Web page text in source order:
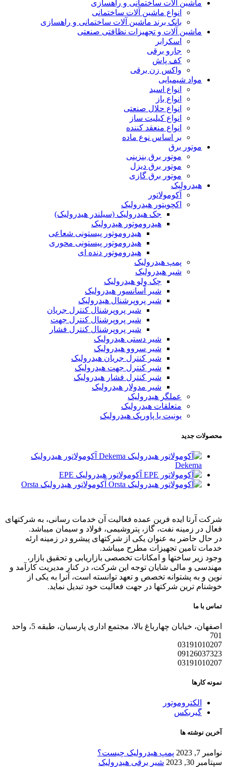
ماشین آلات ساختمانی و راهسازی
انواع ماشین آلات ساختمانی
بانک برند ماشین آلات ساختمانی و راهسازی
ماشین آلات و تجهیزات نظافتی صنعتی
اسکرابر
جارو برقی
کف پاش
واکس زن برقی
مواد شیمیایی
انواع اسید
انواع باز
انواع حلال صنعتی
انواع کیلیت ساز
انواع منعقد کننده
بر اساس نوع ماده
موتور برق
موتور برق بنزینی
موتور برق دیزل
موتور برق گازی
هیدرولیک
آکومولاتور
اکچویتور هیدرولیک
جک هیدرولیک (سیلندر هیدرولیک)
هیدروموتور هیدرولیک
هیدروموتور پیستونی شعاعی
هیدروموتور پیستونی محوری
هیدروموتور دنده ای
پمپ هیدرولیک
شیر هیدرولیک
چک ولو هیدرولیک
شیر آسانسور هیدرولیک
شیر پروپرشنال هیدرولیک
شیر پروپرشنال کنترل جریان
شیر پروپرشنال کنترل جهت
شیر پروپرشنال کنترل فشار
شیر دستی هیدرولیک
شیر سروو هیدرولیک
شیر کنترل جریان هیدرولیک
شیر کنترل جهت هیدرولیک
شیر کنترل فشار هیدرولیک
شیر مدولار هیدرولیک
عملگر هیدرولیک
متعلقات هیدرولیک
یونیت یا پاورپک هیدرولیک
محصولات جدید
آکومولاتور هیدرولیک
Dekema
آکومولاتور هیدرولیک EPE
آکومولاتور هیدرولیک Orsta
شرکت آرتا ایده فرین عمده فعالیت آن خدمات رسانی، به شرکتهای
فعال در زمینه نفت، گاز، پتروشیمی، فولاد و سیمان میباشد.
در حال حاضر به عنوان یکی از شرکتهای پیشرو در زمینه ارئه
خدمات تامین تجهیزات مطرح میباشد.
وجود زیر ساختها و امکانات تخصصی بازاریابی و تحقیق بازار،
مهندسی و مالی شایان توجه این شرکت، در کنار مدیریت کارآمد و
نوین و به پشتوانه تخصص و تعهد توانسته است، آنرا به یکی از
خوشنام ترین شرکتها در جهت فعالیت خود تبدیل نماید.
تماس با ما
اصفهان، خیابان چهارباغ بالا، مجتمع اداری پارسیان، طبقه 5، واحد
701
03191010207
09126037323
03191010207
نمونه کارها
الکتروموتور
گیربکس
آخرین نوشته ها
نوامبر 7, 2023
پمپ هیدرولیک چیست؟
سپتامبر 30, 2023
شیر برقی هیدرولیک